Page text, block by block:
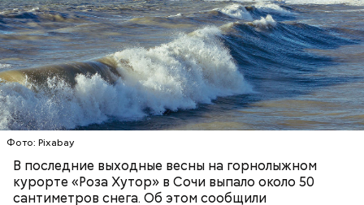
Фото: Pixabay
В последние выходные весны на горнолыжном
курорте «Роза Хутор» в Сочи выпало около 50
сантиметров снега. Об этом сообщили
Праздник любви, или Ту бе-Ав, отмечается в
Израиле как местный аналог Дня святого
Валентина. Влюбленные в этот день делают друг
другу сюрпризы, дарят цветы и подарки,
устраивают свидания и признаются в своих
чувствах. Праздник уходит корнями в далекое
прошлое — во времена существования еврейской
традиции, когда девушки надевали белые платья и
водили хороводы в виноградниках, а юноши
искали себе невест.